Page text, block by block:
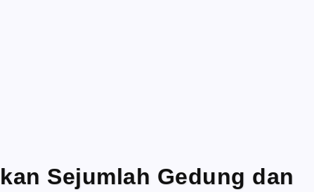
Sejumlah Gedung dan